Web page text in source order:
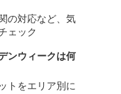
の対応など、気
ェック
ンウィークは何
トをエリア別に